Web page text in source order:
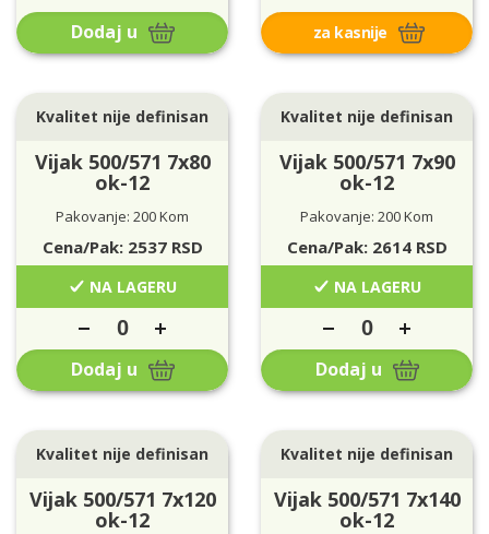
Dodaj u za kasnije
Kvalitet nije definisan
Vijak 500/571 7x80
ok-12
Pakovanje: 200 Kom
Cena/Pak: 2537RSD
NA LAGERU
Dodaj u
Kvalitet nije definisan
Vijak 500/571 7x90
ok-12
Pakovanje: 200 Kom
Cena/Pak: 2614RSD
NA LAGERU
Dodaj u
Kvalitet nije definisan
Vijak 500/571 7x120
ok-12
Kvalitet nije definisan
Vijak 500/571 7x140
ok-12